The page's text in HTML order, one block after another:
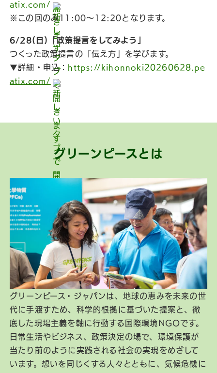
atix.com/
※この回のみ11:00〜12:20となります。
6/28(日)「政策提言をしてみよう」
つくった政策提言の「伝え方」を学びます。
▼詳細・申込： https://kihonnoki20260628.pe
atix.com/
グリーンピースとは
グリーンピース・ジャパンは、地球の恵みを未来の世
代に手渡すため、科学的根拠に基づいた提案と、徹
底した現場主義を軸に行動する国際環境NGOです。
日常生活やビジネス、政策決定の場で、環境保護が
当たり前のように実践される社会の実現をめざして
います。想いを同じくする人々とともに、気候危機に